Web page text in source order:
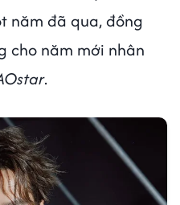
năm đã qua, đồng
cho năm mới nhân
.